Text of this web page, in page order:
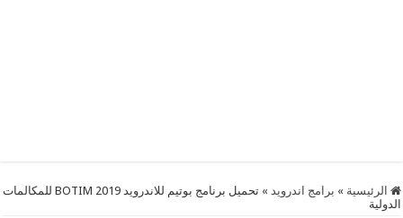
الرئيسية » برامج اندرويد »
تحميل برنامج بوتيم للاندرويد 2019 BOTIM للمكالمات
الدولية